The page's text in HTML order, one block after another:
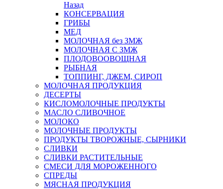
Назад
КОНСЕРВАЦИЯ
ГРИБЫ
МЕД
МОЛОЧНАЯ без ЗМЖ
МОЛОЧНАЯ С ЗМЖ
ПЛОДОВООВОЩНАЯ
РЫБНАЯ
ТОППИНГ, ДЖЕМ, СИРОП
МОЛОЧНАЯ ПРОДУКЦИЯ
ДЕСЕРТЫ
КИСЛОМОЛОЧНЫЕ ПРОДУКТЫ
МАСЛО СЛИВОЧНОЕ
МОЛОКО
МОЛОЧНЫЕ ПРОДУКТЫ
ПРОДУКТЫ ТВОРОЖНЫЕ, СЫРНИКИ
СЛИВКИ
СЛИВКИ РАСТИТЕЛЬНЫЕ
СМЕСИ ДЛЯ МОРОЖЕННОГО
СПРЕДЫ
МЯСНАЯ ПРОДУКЦИЯ